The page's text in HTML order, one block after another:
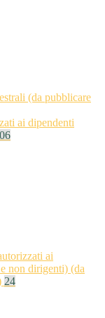
(da pubblicare
ai dipendenti
ai
non dirigenti) (da
24